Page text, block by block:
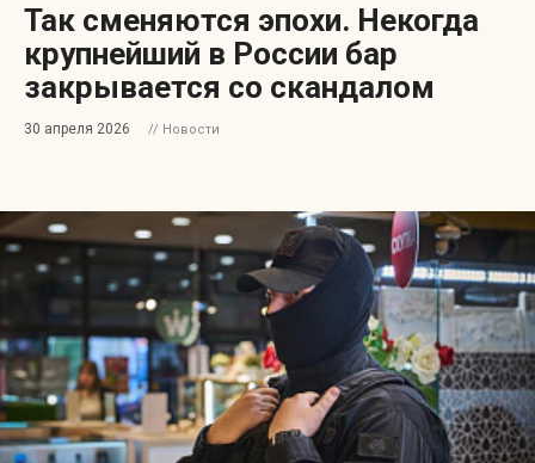
Так сменяются эпохи. Некогда
крупнейший в России бар
закрывается со скандалом
30 апреля 2026 // Новости